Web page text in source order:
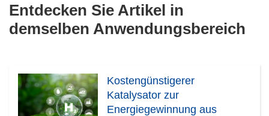
Entdecken Sie Artikel in
demselben Anwendungsbereich
Kostengünstigerer
Katalysator zur
Energiegewinnung aus